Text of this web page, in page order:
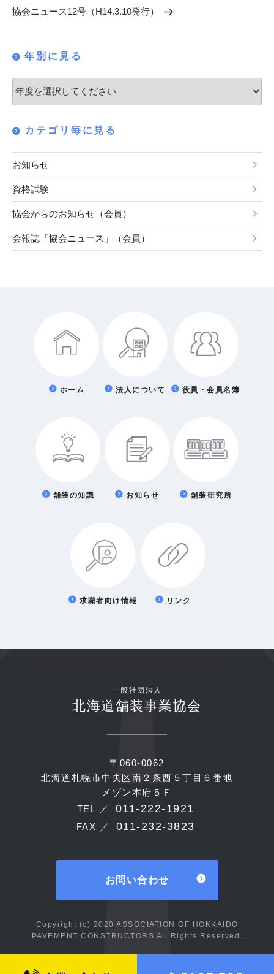
シ
ョ
ン
稿
の
協会ニュース12号（H14.3.10発行）
年別に見る
カテゴリ毎に見る
お知らせ
資格試験
協会からのお知らせ（会員）
会報誌「協会ニュース」（会員）
ホーム 法人について 役員・会員名簿
舗装の知識 お知らせ 舗装研究所
求職者向け情報 リンク
一般社団法人
北海道舗装事業協会
〒060-0062
北海道札幌市中央区南２条西５丁目６番地
メゾン本府５Ｆ
TEL ／
011-222-1921
FAX ／ 011-232-3823
お問い合わせ
Copyright (c) 2020 ASSOCIATION OF HOKKAIDO
PAVEMENT CONSTRUCTORS All Rights Reserved.